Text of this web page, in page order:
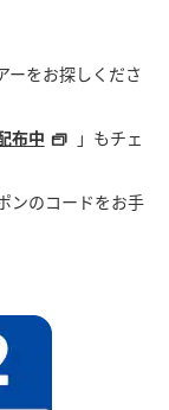
ーをお探しくださ
布中
」もチェ
ンのコードをお手